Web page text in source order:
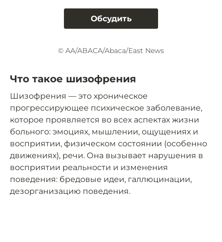
Обсудить
© AA/ABACA/Abaca/East News
Что такое шизофрения
Шизофрения — это хроническое
прогрессирующее психическое заболевание,
которое проявляется во всех аспектах жизни
больного: эмоциях, мышлении, ощущениях и
восприятии, физическом состоянии (особенно
движениях), речи. Она вызывает нарушения в
восприятии реальности и изменения
поведения: бредовые идеи, галлюцинации,
дезорганизацию поведения.